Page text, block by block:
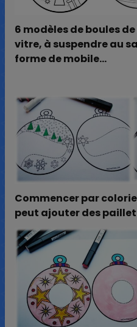
6 modèles de boules
vitre, à suspendre au
forme de mobile…
Commencer par
peut ajouter des